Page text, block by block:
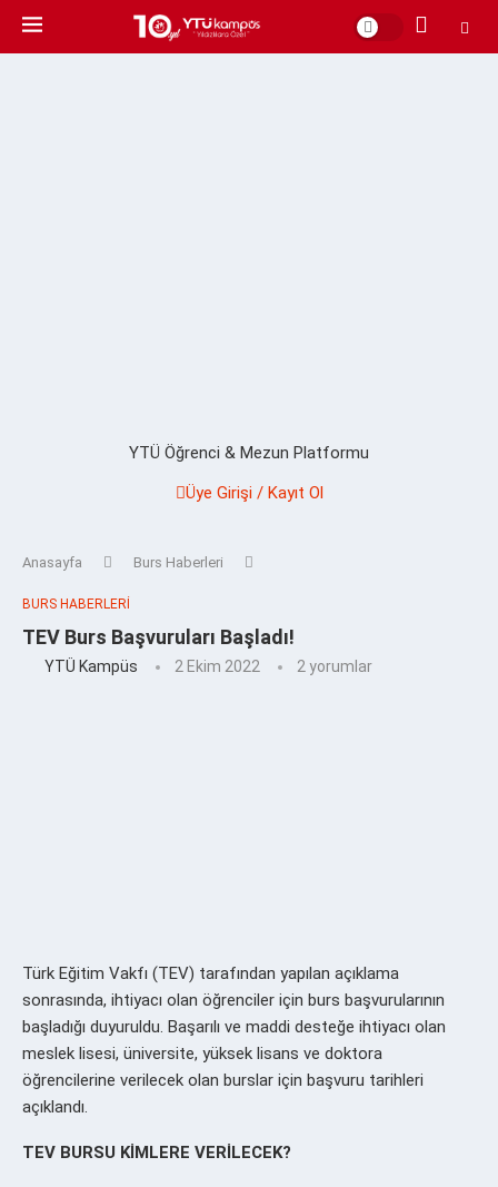
YTÜ Öğrenci & Mezun Platformu
Üye Girişi / Kayıt Ol
Anasayfa Burs Haberleri
BURS HABERLERI
TEV Burs Başvuruları Başladı!
YTÜ Kampüs 2 Ekim 2022 2 yorumlar
Türk Eğitim Vakfı (TEV) tarafından yapılan açıklama
sonrasında, ihtiyacı olan öğrenciler için burs başvurularının
başladığı duyuruldu. Başarılı ve maddi desteğe ihtiyacı olan
meslek lisesi, üniversite, yüksek lisans ve doktora
öğrencilerine verilecek olan burslar için başvuru tarihleri
açıklandı.
TEV BURSU KİMLERE VERİLECEK?